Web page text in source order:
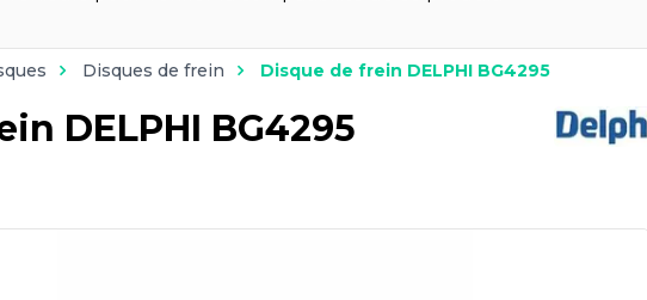
Disques de frein Disque de frein DELPHI BG4295
DELPHI BG4295